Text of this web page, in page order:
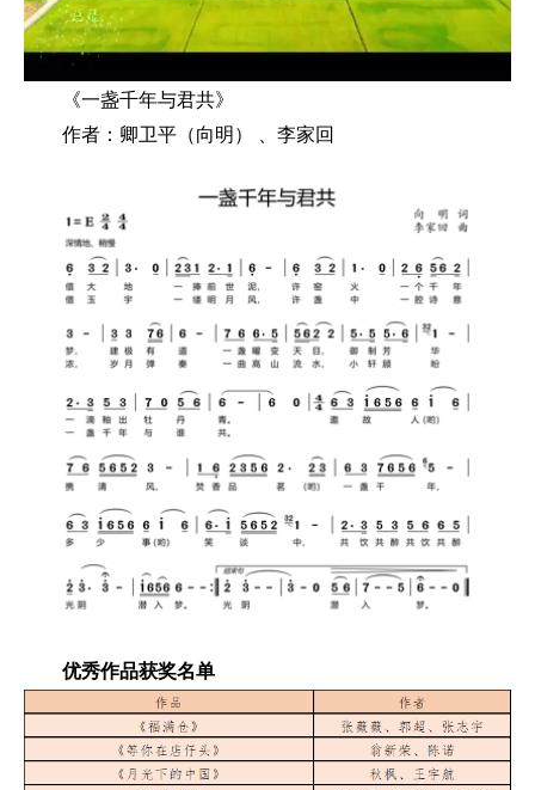
《一盏千年与君共》
作者：卿卫平（向明） 、李家回
优秀作品获奖名单